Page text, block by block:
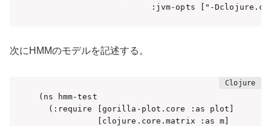
:jvm-opts ["-
次にHMMのモデルを記述する。
(ns hmm-test
  (:require [gorilla-plot.core :as plot]
            [clojure.core.matrix :as m]